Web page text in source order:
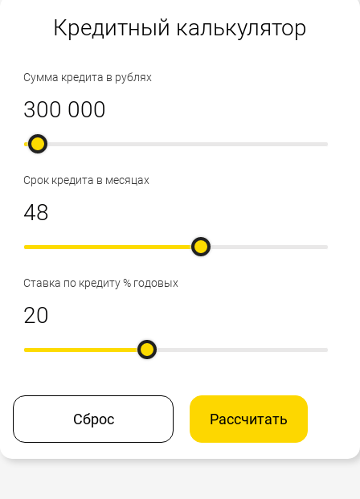
Кредитный калькулятор
Сумма кредита в рублях
Срок кредита в месяцах
Ставка по кредиту % годовых
Сброс Рассчитать